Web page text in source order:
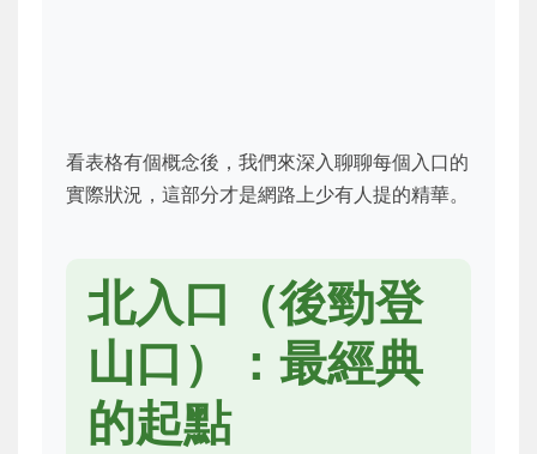
看表格有個概念後，我們來深入聊聊每個入口的
實際狀況，這部分才是網路上少有人提的精華。
北入口（後勁登
山口）：最經典
的起點